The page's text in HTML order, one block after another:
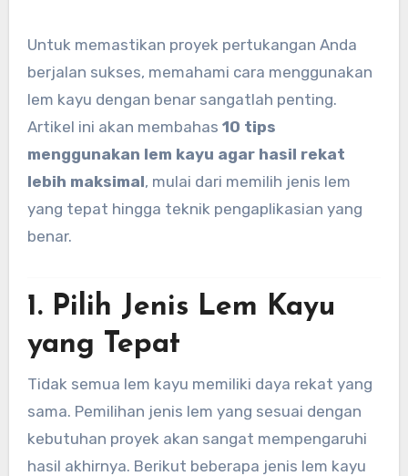
Untuk memastikan proyek pertukangan Anda
berjalan sukses, memahami cara menggunakan
lem kayu dengan benar sangatlah penting.
Artikel ini akan membahas 10 tips
menggunakan lem kayu agar hasil rekat
lebih maksimal, mulai dari memilih jenis lem
yang tepat hingga teknik pengaplikasian yang
benar.
1. Pilih Jenis Lem Kayu
yang Tepat
Tidak semua lem kayu memiliki daya rekat yang
sama. Pemilihan jenis lem yang sesuai dengan
kebutuhan proyek akan sangat mempengaruhi
hasil akhirnya. Berikut beberapa jenis lem kayu